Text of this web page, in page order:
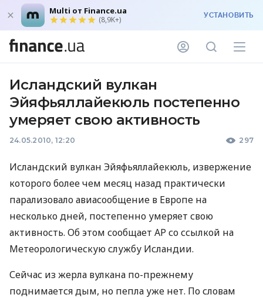
Multi от Finance.ua
(8,9K+) УСТАНОВИТЬ
Исландский вулкан
Эйяфьяллайекюль постепенно
умеряет свою активность
24.05.2010, 12:20 297
Исландский вулкан Эйяфьяллайекюль, извержение
которого более чем месяц назад практически
парализовало авиасообщение в Европе на
несколько дней, постепенно умеряет свою
активность. Об этом сообщает AP со ссылкой на
Метеорологическую службу Исландии.
Сейчас из жерла вулкана по-прежнему
поднимается дым, но пепла уже нет. По словам